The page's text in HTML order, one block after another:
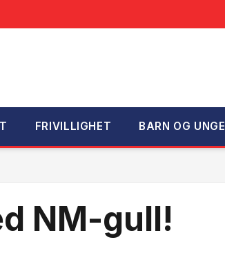
FRIVILLIGHET BARN OG UNGE
NM-gull!